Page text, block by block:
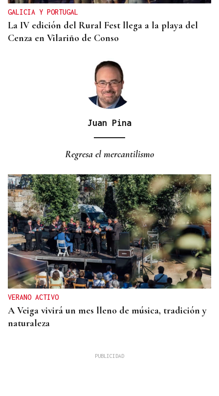
GALICIA Y PORTUGAL
La IV edición del Rural Fest llega a la playa del
Cenza en Vilariño de Conso
Juan Pina
Regresa el mercantilismo
VERANO ACTIVO
A Veiga vivirá un mes lleno de música, tradición y
naturaleza